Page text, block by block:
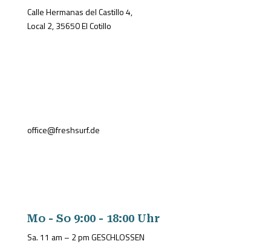
Calle Hermanas del Castillo 4,
Local 2, 35650 El Cotillo
office@freshsurf.de
Mo - So 9:00 - 18:00 Uhr
Sa. 11 am – 2 pm GESCHLOSSEN